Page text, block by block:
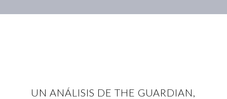
UN ANÁLISIS DE THE GUARDIAN,